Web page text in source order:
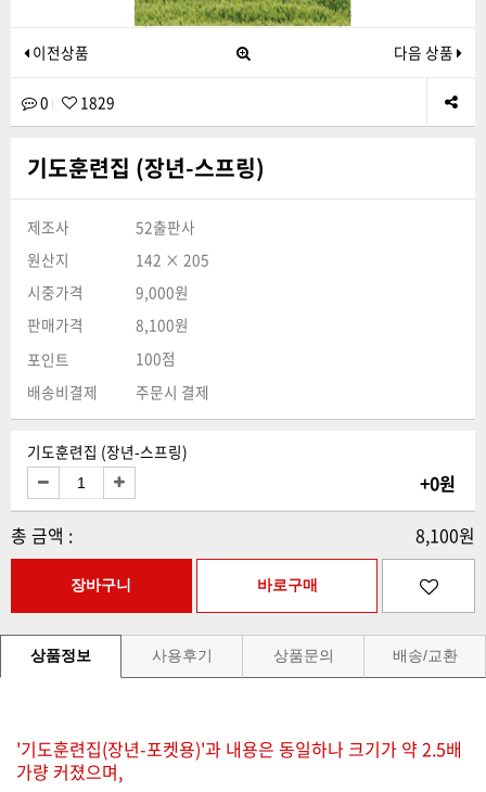
이전상품 다음 상품
0 1829
기도훈련집 (장년-스프링)
제조사
52출판사
원산지
142 × 205
시중가격
9,000원
판매가격
8,100원
포인트
100점
배송비결제
주문시 결제
기도훈련집 (장년-스프링)
+0원
총 금액 : 8,100원
상품정보 사용후기 상품문의 배송/교환
'기도훈련집(장년-포켓용)'과 내용은 동일하나 크기가 약 2.5배
가량 커졌으며,